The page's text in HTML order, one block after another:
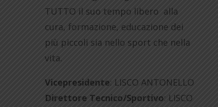
TUTTO il suo tempo libero alla
cura, formazione, educazione dei
più piccoli sia nello sport che nella
vita.
Vicepresidente: LISCO ANTONELLO
Direttore Tecnico/Sportivo: LISCO